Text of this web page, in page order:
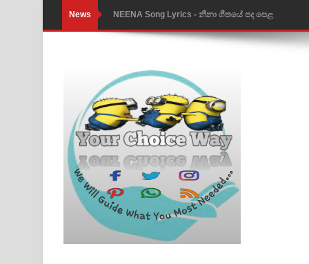
News Ahimi Wimai Himi Song Lyrics - අහිමි විමයි හිමි
Mathaka Parana Song Lyrics - මතක පාරනා ගීතයේ
Nimnadhen Song Lyrics - නිම්නාදෙන් ගීතයේ පද පෙළ
Obamai Mage Adare Song Lyrics - ඔබමයි මගේ
Pansal Gihin Song Lyrics - පන්සල් ගිහිං ගීතයේ පද
Ankeliya Song Lyrics - අංකෙළිය ගීතයේ පද පෙළ
DEAR GOD Song Lyrics - ඩියර් ගෝඩ් ගීතයේ පද පෙළ
MANAMALA KATHA Song Lyrics - මනමාල කතා
Dai Dai Lyrics - Shakira, Burna Boy | 2026